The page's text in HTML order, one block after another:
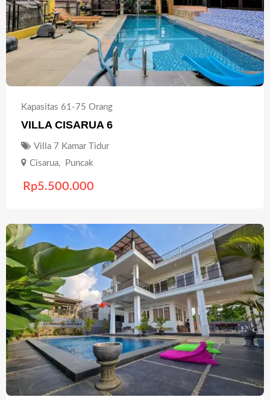
Kapasitas 61-75 Orang
VILLA CISARUA 6
Villa 7 Kamar Tidur
Cisarua, Puncak
Rp5.500.000